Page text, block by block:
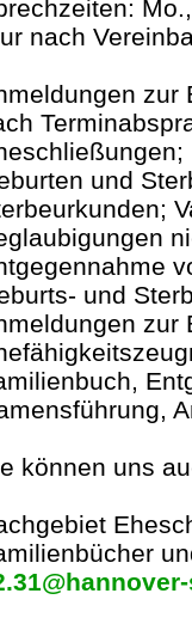
nach
zur
und
und
zur
können uns